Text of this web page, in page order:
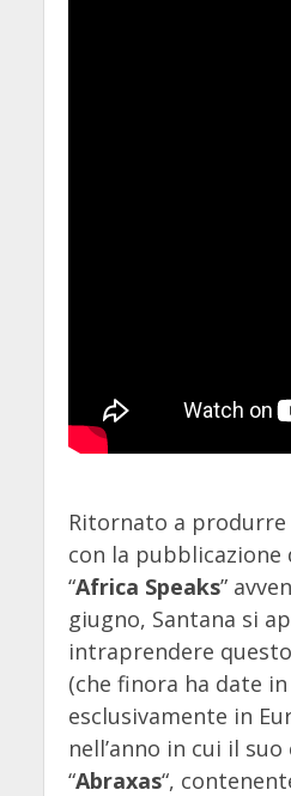
Ritornato a
con la pubblicazione
“Africa Speaks”
giugno, Santana si
intraprendere
(che finora ha date
esclusivamente in
nell’anno in cui il
“Abraxas“,